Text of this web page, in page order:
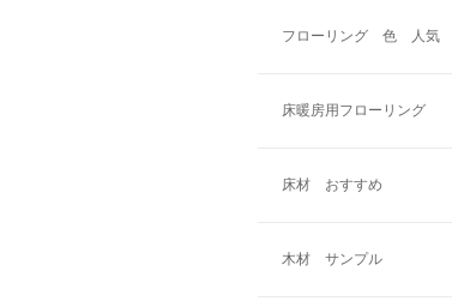
フローリング 色 人気
床暖房用フローリング
床材 おすすめ
木材 サンプル